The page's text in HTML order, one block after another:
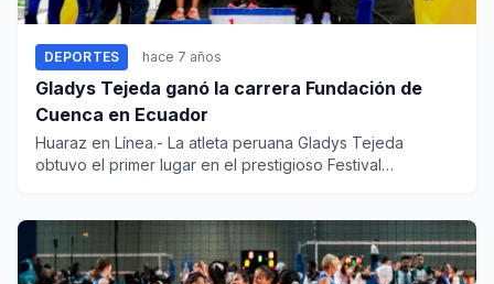
DEPORTES hace 7 años
Gladys Tejeda ganó la carrera Fundación de
Cuenca en Ecuador
Huaraz en Línea.- La atleta peruana Gladys Tejeda
obtuvo el primer lugar en el prestigioso Festival